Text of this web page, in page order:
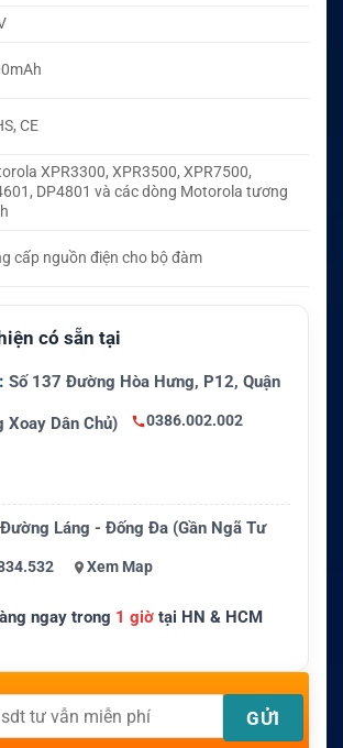
CE
XPR3300, XPR3500, XPR7500,
DP4801 và các dòng Motorola tương
cấp nguồn điện cho bộ đàm
có sẵn tại
Số 137 Đường Hòa Hưng, P12, Quận
Xoay Dân Chủ) 0386.002.002
Láng - Đống Đa (Gần Ngã Tư
Xem Map
ngay trong 1 giờtại HN & HCM